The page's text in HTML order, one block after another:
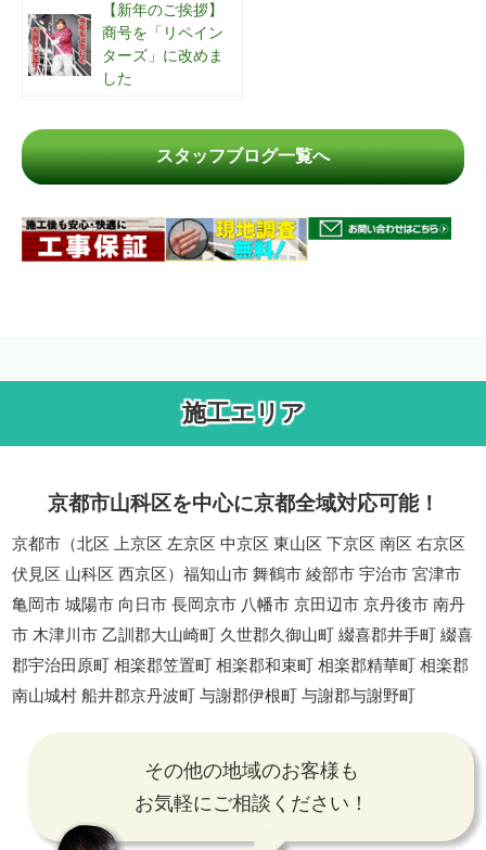
【新年のご挨拶】
商号を「リペイン
ターズ」に改めま
した
スタッフブログ一覧へ
施工エリア
京都市山科区を中心に京都全域対応可能！
京都市（北区 上京区 左京区 中京区 東山区 下京区 南区 右京区
伏見区 山科区 西京区）福知山市 舞鶴市 綾部市 宇治市 宮津市
亀岡市 城陽市 向日市 長岡京市 八幡市 京田辺市 京丹後市 南丹
市 木津川市 乙訓郡大山崎町 久世郡久御山町 綴喜郡井手町 綴喜
郡宇治田原町 相楽郡笠置町 相楽郡和束町 相楽郡精華町 相楽郡
南山城村 船井郡京丹波町 与謝郡伊根町 与謝郡与謝野町
その他の地域のお客様も
お気軽にご相談ください！